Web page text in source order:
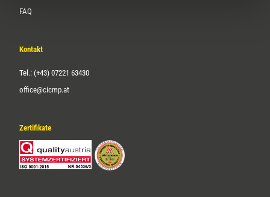
FAQ
Kontakt
Tel.: (+43) 07221 63430
office@cicmp.at
Zertifikate